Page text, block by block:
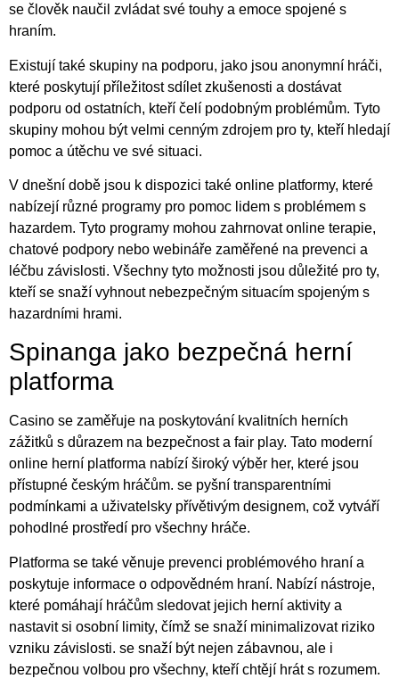
se člověk naučil zvládat své touhy a emoce spojené s
hraním.
Existují také skupiny na podporu, jako jsou anonymní hráči,
které poskytují příležitost sdílet zkušenosti a dostávat
podporu od ostatních, kteří čelí podobným problémům. Tyto
skupiny mohou být velmi cenným zdrojem pro ty, kteří hledají
pomoc a útěchu ve své situaci.
V dnešní době jsou k dispozici také online platformy, které
nabízejí různé programy pro pomoc lidem s problémem s
hazardem. Tyto programy mohou zahrnovat online terapie,
chatové podpory nebo webináře zaměřené na prevenci a
léčbu závislosti. Všechny tyto možnosti jsou důležité pro ty,
kteří se snaží vyhnout nebezpečným situacím spojeným s
hazardními hrami.
Spinanga jako bezpečná herní
platforma
Casino se zaměřuje na poskytování kvalitních herních
zážitků s důrazem na bezpečnost a fair play. Tato moderní
online herní platforma nabízí široký výběr her, které jsou
přístupné českým hráčům. se pyšní transparentními
podmínkami a uživatelsky přívětivým designem, což vytváří
pohodlné prostředí pro všechny hráče.
Platforma se také věnuje prevenci problémového hraní a
poskytuje informace o odpovědném hraní. Nabízí nástroje,
které pomáhají hráčům sledovat jejich herní aktivity a
nastavit si osobní limity, čímž se snaží minimalizovat riziko
vzniku závislosti. se snaží být nejen zábavnou, ale i
bezpečnou volbou pro všechny, kteří chtějí hrát s rozumem.